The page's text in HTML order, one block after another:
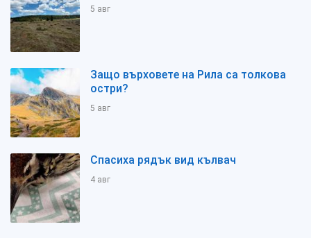
5 авг
Защо върховете на Рила са толкова
остри?
5 авг
Спасиха рядък вид кълвач
4 авг